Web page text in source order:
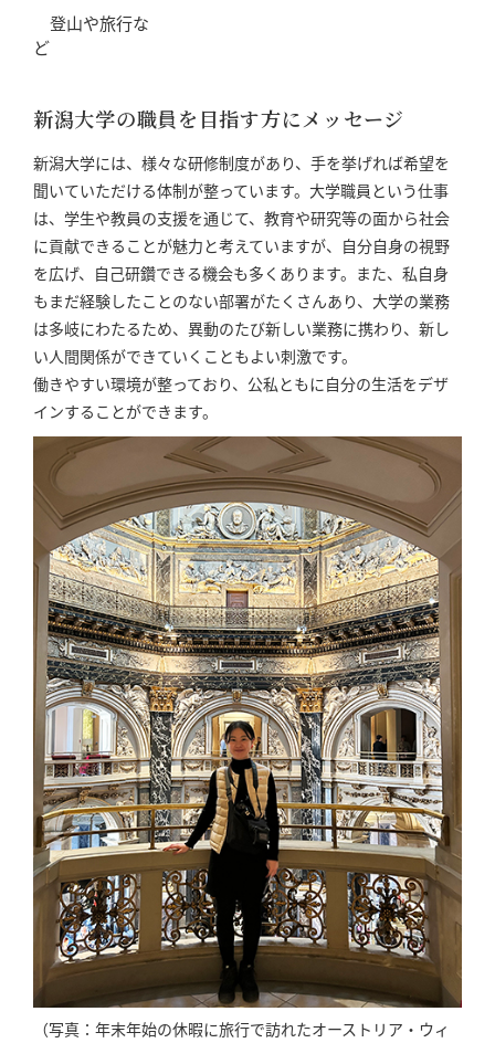
登山や旅行な
ど
新潟大学の職員を目指す方にメッセージ
新潟大学には、様々な研修制度があり、手を挙げれば希望を
聞いていただける体制が整っています。大学職員という仕事
は、学生や教員の支援を通じて、教育や研究等の面から社会
に貢献できることが魅力と考えていますが、自分自身の視野
を広げ、自己研鑽できる機会も多くあります。また、私自身
もまだ経験したことのない部署がたくさんあり、大学の業務
は多岐にわたるため、異動のたび新しい業務に携わり、新し
い人間関係ができていくこともよい刺激です。
働きやすい環境が整っており、公私ともに自分の生活をデザ
インすることができます。
（写真：年末年始の休暇に旅行で訪れたオーストリア・ウィ